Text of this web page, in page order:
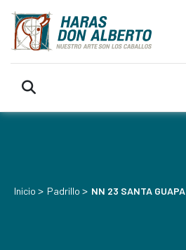
Inicio > Padrillo > NN 23 SANTA GUAPA